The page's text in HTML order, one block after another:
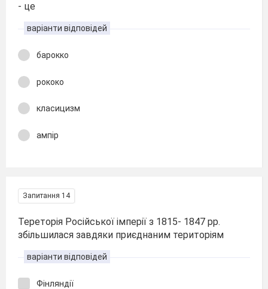
- це
варіанти відповідей
барокко
рококо
класицизм
ампір
Запитання 14
Тереторія Російської імперії з 1815- 1847 рр.
збільшилася завдяки приєднаним територіям
варіанти відповідей
Фінляндії